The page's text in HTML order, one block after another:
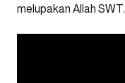
melupakan Allah SWT.